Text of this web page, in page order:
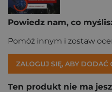
Powiedz nam, co
Pomóż innym i zostaw
ZALOGUJ SIĘ, ABY DODAĆ
Ten produkt nie ma